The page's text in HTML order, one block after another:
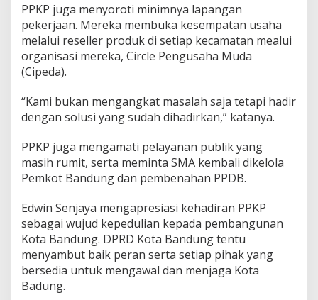
PPKP juga menyoroti minimnya lapangan
pekerjaan. Mereka membuka kesempatan usaha
melalui reseller produk di setiap kecamatan mealui
organisasi mereka, Circle Pengusaha Muda
(Cipeda).
“Kami bukan mengangkat masalah saja tetapi hadir
dengan solusi yang sudah dihadirkan,” katanya.
PPKP juga mengamati pelayanan publik yang
masih rumit, serta meminta SMA kembali dikelola
Pemkot Bandung dan pembenahan PPDB.
Edwin Senjaya mengapresiasi kehadiran PPKP
sebagai wujud kepedulian kepada pembangunan
Kota Bandung. DPRD Kota Bandung tentu
menyambut baik peran serta setiap pihak yang
bersedia untuk mengawal dan menjaga Kota
Badung.